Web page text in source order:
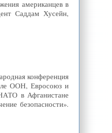
американцев в
Саддам Хусейн,
конференция
ООН, Евросоюз и
в Афганистане
безопасности».